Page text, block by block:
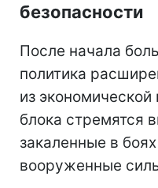
безопасности
После начала
политика
из
блока стремятся
закаленные в
вооруженные